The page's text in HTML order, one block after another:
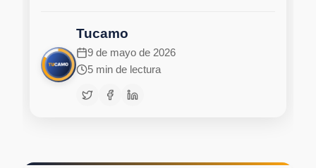
Tucamo
9 de mayo de 2026
5 min de lectura